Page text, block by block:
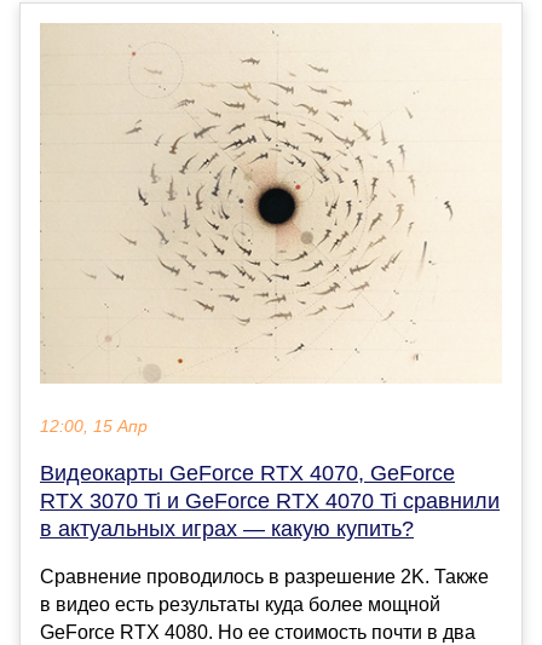
12:00, 15 Апр
Видеокарты GeForce RTX 4070, GeForce
RTX 3070 Ti и GeForce RTX 4070 Ti сравнили
в актуальных играх — какую купить?
Сравнение проводилось в разрешение 2K. Также
в видео есть результаты куда более мощной
GeForce RTX 4080. Но ее стоимость почти в два